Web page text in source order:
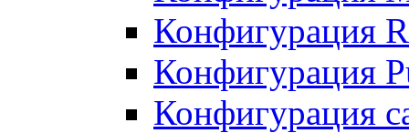
Конфигурация
Конфигурация
Конфигурация